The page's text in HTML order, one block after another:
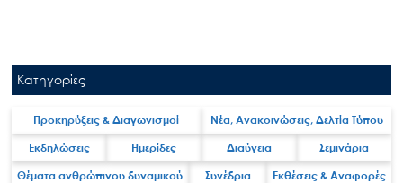
Κατηγορίες
Προκηρύξεις & Διαγωνισμοί Νέα, Ανακοινώσεις, Δελτία Τύπου
Εκδηλώσεις Ημερίδες Διαύγεια Σεμινάρια
Θέματα ανθρώπινου δυναμικού Συνέδρια Εκθέσεις & Αναφορές